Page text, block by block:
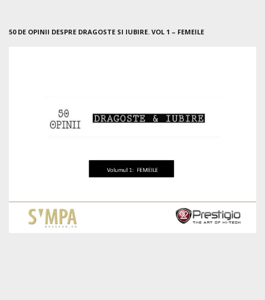
50 DE OPINII DESPRE DRAGOSTE SI IUBIRE. VOL 1 – FEMEILE